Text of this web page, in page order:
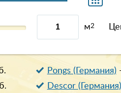
м2
Pongs (Германия)
Descor (Германия)